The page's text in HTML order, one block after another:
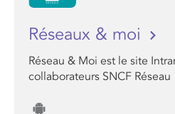
Réseaux & moi
Réseau & Moi est le site
collaborateurs SNCF Réseau